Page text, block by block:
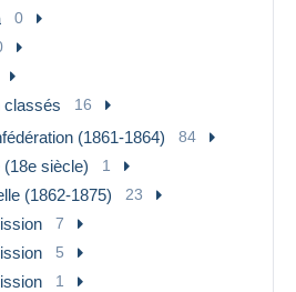
0
classés 16
(1861-1864) 84
siècle) 1
(1862-1875) 23
7
5
1